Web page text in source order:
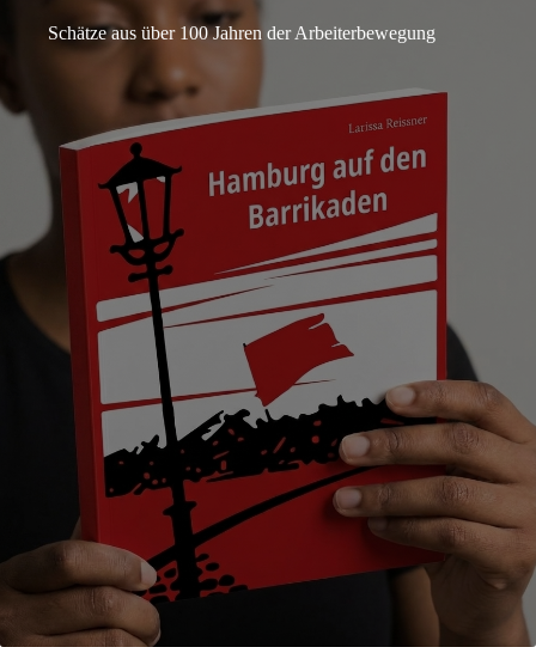
Schätze aus über 100 Jahren der Arbeiterbewegung